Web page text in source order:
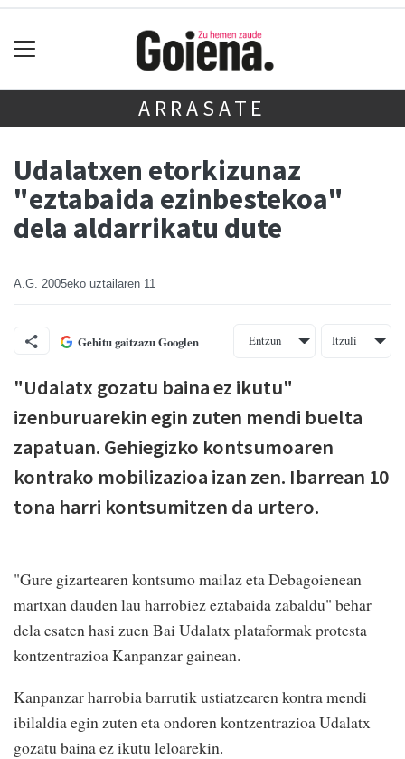
ARRASATE
Udalatxen etorkizunaz
"eztabaida ezinbestekoa"
dela aldarrikatu dute
A.G. 2005eko uztailaren 11
Gehitu gaitzazu Googlen Entzun Itzuli
"Udalatx gozatu baina ez ikutu"
izenburuarekin egin zuten mendi buelta
zapatuan. Gehiegizko kontsumoaren
kontrako mobilizazioa izan zen. Ibarrean 10
tona harri kontsumitzen da urtero.
"Gure gizartearen kontsumo mailaz eta Debagoienean
martxan dauden lau harrobiez eztabaida zabaldu" behar
dela esaten hasi zuen Bai Udalatx plataformak protesta
kontzentrazioa Kanpanzar gainean.
Kanpanzar harrobia barrutik ustiatzearen kontra mendi
ibilaldia egin zuten eta ondoren kontzentrazioa Udalatx
gozatu baina ez ikutu leloarekin.